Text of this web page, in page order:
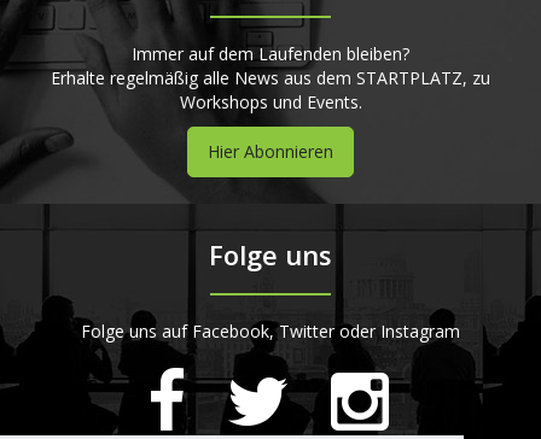
Immer auf dem Laufenden bleiben?
Erhalte regelmäßig alle News aus dem STARTPLATZ, zu
Workshops und Events.
Hier Abonnieren
Folge uns
Folge uns auf Facebook, Twitter oder Instagram